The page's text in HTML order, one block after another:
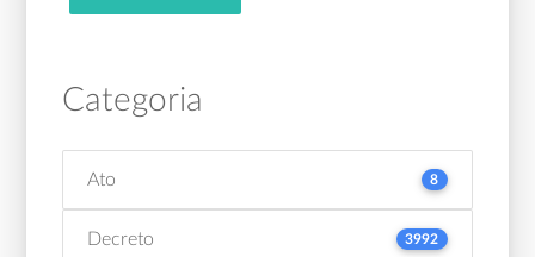
Categoria
Ato 8
Decreto 3992